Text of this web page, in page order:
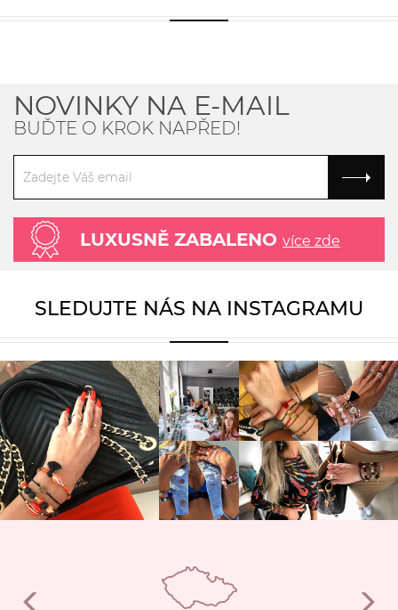
NOVINKY NA E-MAIL
BUĎTE O KROK NAPŘED!
LUXUSNĚ ZABALENO více zde
SLEDUJTE NÁS NA INSTAGRAMU